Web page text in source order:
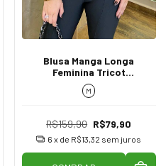
Blusa Manga Longa
Feminina Tricot
Estampada
M
R$159,90 R$79,90
6 x de R$13,32 sem juros